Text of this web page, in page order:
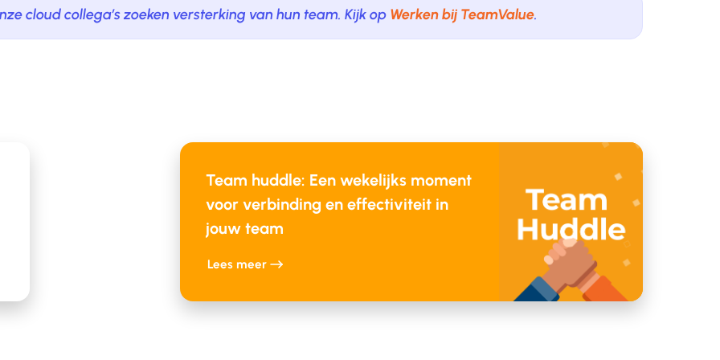
cloud collega’s zoeken versterking van hun team. Kijk op Werken bij TeamValue.
Team huddle: Een wekelijks moment
voor verbinding en effectiviteit in
jouw team
Lees meer